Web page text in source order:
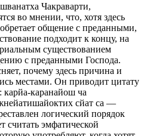
Чакраварти,
во мнении, что, хотя здесь
общение с преданными,
подходит к концу, на
существованием
с преданными Господа.
почему здесь причина и
местами. Он приводит цитату
каранайош ча
сйат са —
логический порядок
считать эмфатической